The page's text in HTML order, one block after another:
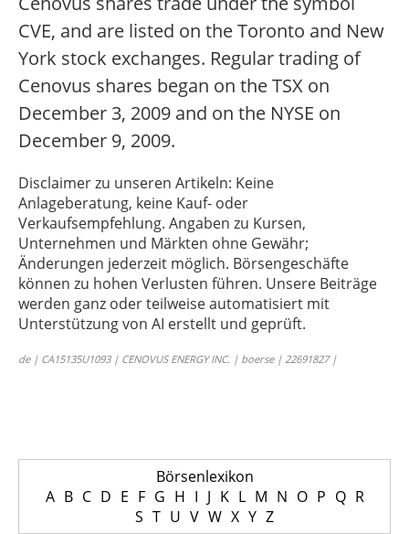
CVE, and are listed on the Toronto and New
York stock exchanges. Regular trading of
Cenovus shares began on the TSX on
December 3, 2009 and on the NYSE on
December 9, 2009.
Disclaimer zu unseren Artikeln: Keine
Anlageberatung, keine Kauf- oder
Verkaufsempfehlung. Angaben zu Kursen,
Unternehmen und Märkten ohne Gewähr;
Änderungen jederzeit möglich. Börsengeschäfte
können zu hohen Verlusten führen. Unsere Beiträge
werden ganz oder teilweise automatisiert mit
Unterstützung von AI erstellt und geprüft.
de | CA15135U1093 | CENOVUS ENERGY INC. | boerse | 22691827 |
Börsenlexikon
A B C D E F G H I J K L M N O P Q R
S T U V W X Y Z